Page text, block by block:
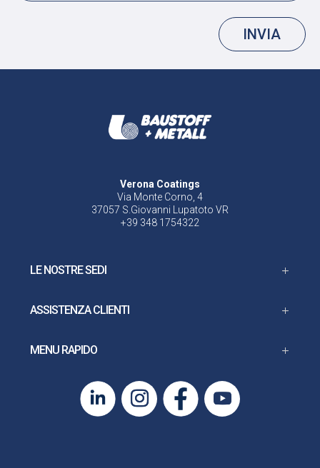
INVIA
Verona Coatings
Via Monte Corno, 4
37057 S.Giovanni Lupatoto VR
+39 348 1754322
LE NOSTRE SEDI
ASSISTENZA CLIENTI
MENU RAPIDO